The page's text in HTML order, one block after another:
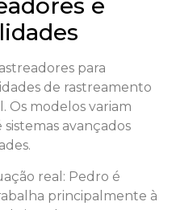
e
para
de rastreamento
Os modelos variam
avançados
real: Pedro é
principalmente à